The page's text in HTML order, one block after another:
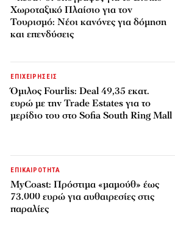
Χωροταξικό Πλαίσιο για τον
Τουρισμό: Νέοι κανόνες για δόμηση
και επενδύσεις
ΕΠΙΧΕΙΡΗΣΕΙΣ
Όμιλος Fourlis: Deal 49,35 εκατ.
ευρώ με την Trade Estates για το
μερίδιο του στο Sofia South Ring Mall
ΕΠΙΚΑΙΡΟΤΗΤΑ
MyCoast: Πρόστιμα «μαμούθ» έως
73.000 ευρώ για αυθαιρεσίες στις
παραλίες